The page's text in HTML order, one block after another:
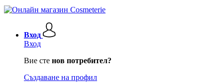
Вход
Вход
Вие сте нов потребител?
Създаване на профил